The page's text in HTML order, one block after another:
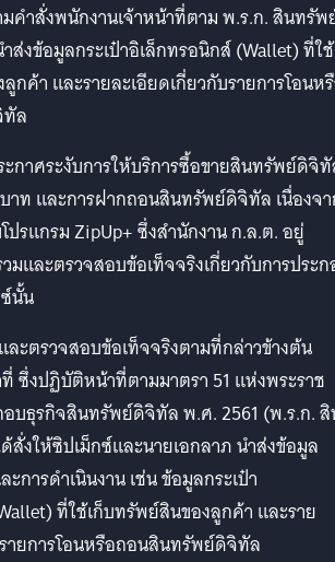
ำสั่งพนักงานเจ้าหน้าที่ตาม พ.ร.ก. สินทรัพ
ส่งข้อมูลกระเป๋าอิเล็กทรอนิกส์ (Wallet) ที่ใช้
กค้า และรายละเอียดเกี่ยวกับรายการโอนห
ล
กาศระงับการให้บริการซื้อขายสินทรัพย์ดิจิ
าท และการฝากถอนสินทรัพย์ดิจิทัล เนื่องจ
รแกรม ZipUp+ ซึ่งสำนักงาน ก.ล.ต. อยู่
วมและตรวจสอบข้อเท็จจริงเกี่ยวกับการประ
นั้น
ละตรวจสอบข้อเท็จจริงตามที่กล่าวข้างต้น
ซึ่งปฏิบัติหน้าที่ตามมาตรา 51 แห่งพระราช
บธุรกิจสินทรัพย์ดิจิทัล พ.ศ. 2561 (พ.ร.ก.
งให้ซิปเม็กซ์และนายเอกลาภ นำส่งข้อมูล
การดำเนินงาน เช่น ข้อมูลกระเป๋า
ที่ใช้เก็บทรัพย์สินของลูกค้า และราย
ายการโอนหรือถอนสินทรัพย์ดิจิทัล